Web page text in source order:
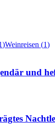
)Weinreisen (1)
und